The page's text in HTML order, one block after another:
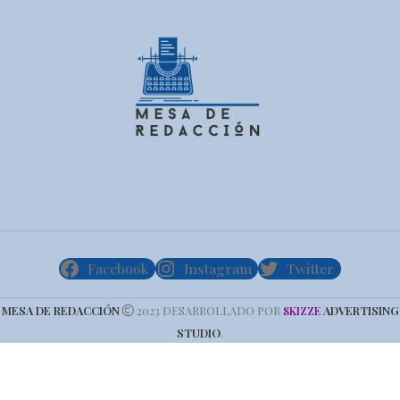
Facebook Instagram Twitter
MESA DE REDACCIÓN 2023 DESARROLLADO POR SKIZZEADVERTISING
STUDIO.